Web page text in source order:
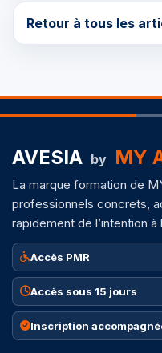
Retour à tous les
AVESIA by MY
La marque formation de
professionnels concrets,
rapidement de l’intention
Accès PMR
Accès sous 15 jours
Inscription